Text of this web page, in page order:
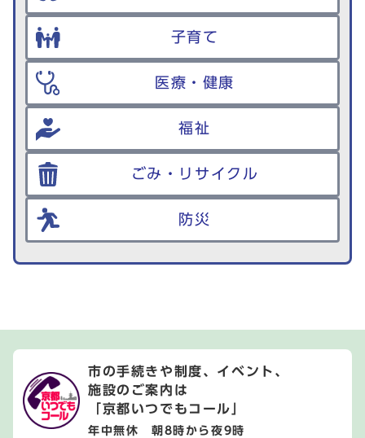
子育て
医療・健康
福祉
ごみ・リサイクル
防災
市の手続きや制度、イベント、
施設のご案内は
「京都いつでもコール」
年中無休 朝8時から夜9時